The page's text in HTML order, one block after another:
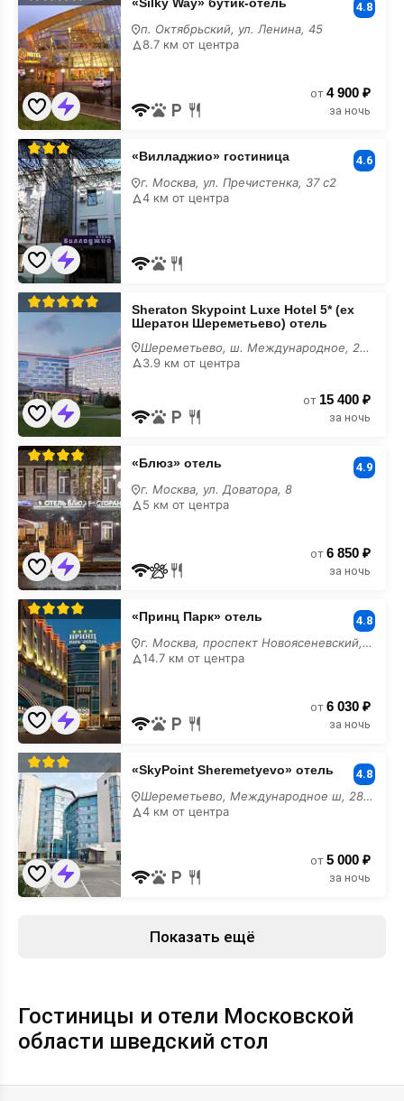
Way»
бутик-
отель
шведский
стол
4.8
п. Октябрьский, ул. Ленина, 45
8.7 км от центра
от 4 900 ₽
за ночь
«Вилладжио»
гостиница
шведский
стол
«Вилладжио» гостиница 4.6
г. Москва, ул. Пречистенка, 37 с2
4 км от центра
Sheraton
Skypoint
Luxe
5*
(ex
Шератон
Шереметьево)
отель
шведский
стол
Sheraton Skypoint Luxe Hotel 5* (ex
Шератон Шереметьево) отель
Шереметьево, ш. Международное, 28Вс5
3.9 км от центра
от 15 400 ₽
за ночь
«Блюз»
отель
шведский
стол
«Блюз» отель 4.9
г. Москва, ул. Доватора, 8
5 км от центра
от 6 850 ₽
за ночь
«Принц
Парк»
отель
шведский
стол
«Принц Парк» отель 4.8
г. Москва, проспект Новоясеневский, 1Бк1
14.7 км от центра
от 6 030 ₽
за ночь
«SkyPoint
Sheremetyevo»
отель
шведский
стол
«SkyPoint Sheremetyevo» отель 4.8
Шереметьево, Международное ш, 28Бс3,
4 км от центра
от 5 000 ₽
за ночь
Показать ещё
Гостиницы и отели Московской
области шведский стол